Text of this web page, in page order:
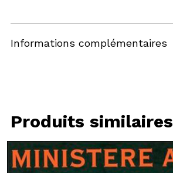
Informations complémentaires
Produits similaires